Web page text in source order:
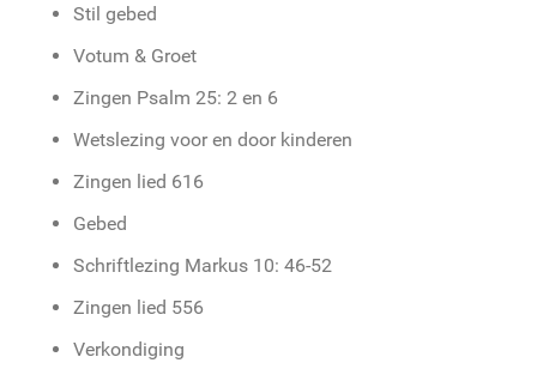
Stil gebed
Votum & Groet
Zingen Psalm 25: 2 en 6
Wetslezing voor en door kinderen
Zingen lied 616
Gebed
Schriftlezing Markus 10: 46-52
Zingen lied 556
Verkondiging